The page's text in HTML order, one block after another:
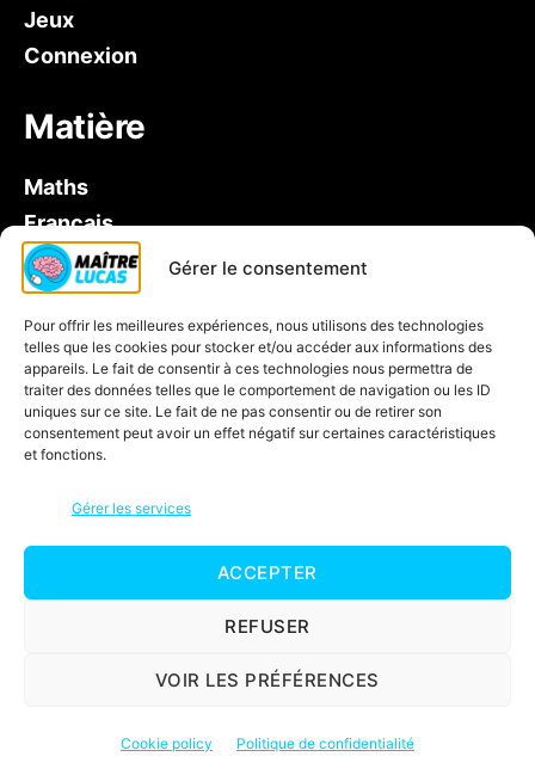
Gérer le consentement
Pour offrir les meilleures expériences, nous utilisons des technologies
telles que les cookies pour stocker et/ou accéder aux informations des
appareils. Le fait de consentir à ces technologies nous permettra de
traiter des données telles que le comportement de navigation ou les ID
uniques sur ce site. Le fait de ne pas consentir ou de retirer son
consentement peut avoir un effet négatif sur certaines caractéristiques
et fonctions.
Gérer les services
ACCEPTER
REFUSER
VOIR LES PRÉFÉRENCES
Cookie policy Politique de confidentialité
Jeux
Connexion
Matière
Maths
Français
Questionner le monde
Sciences et technologie
Enseignement moral et civique
Qui est Maître Lucas ?
Soutien scolaire CP
Contactez-nous
Maître Lucas